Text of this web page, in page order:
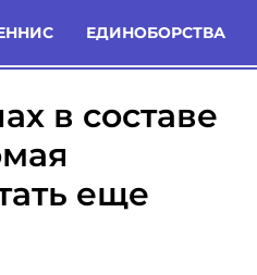
ЕДИНОБОРСТВА
Новости
в составе
еще